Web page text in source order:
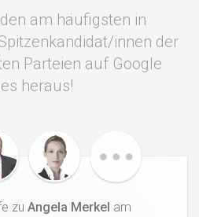
am häufigsten in
innen der
Parteien auf Google
heraus!
zu Angela Merkel am